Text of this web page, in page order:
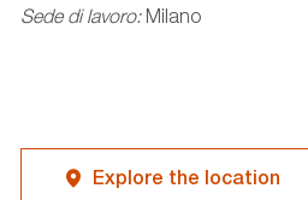
Sede di lavoro: Milano
Explore the location